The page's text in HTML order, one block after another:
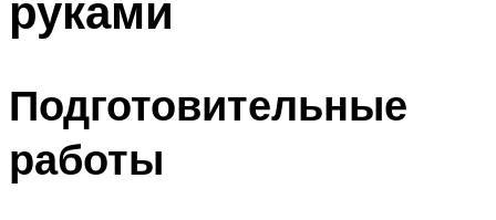
Подготовительные
работы